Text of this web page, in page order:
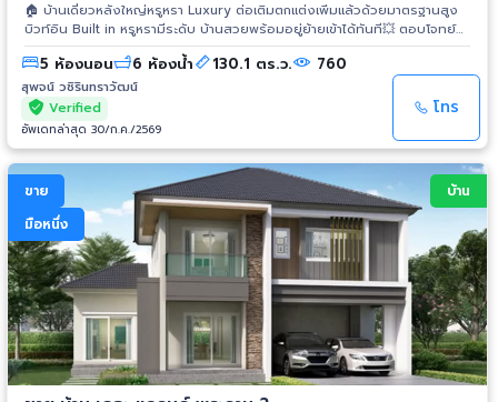
🏠 บ้านเดี่ยวหลังใหญ่หรูหรา Luxury ต่อเติมตกแต่งเพิ่มแล้วด้วยมาตรฐานสูง
บิวท์อิน Built in หรูหรามีระดับ บ้านสวยพร้อมอยู่ย้ายเข้าได้ทันที💥 ตอบโจทย์
ที่สุดต้องหลังนี้ Sarin City The Lake Ville Rama 2 🏆 บ้านเรามาพร้อมกับ
นวัตกรรม 1.Active AIRflow System จาก SCG ถ่ายเทอากาศลดอุณหภูมิภายใน
บ้าน กลมกลืนไปกับการใช้ชีวิตในบ้าน 2.Emergercy Alert แจ้งเตือนเหตุฉุกเฉิน
♦️ พื้นที่บ้านขนาด 130.10 ตารางวา ♦️ พื้นที่ใช้สอย 560 ตารางเมตร ♦️ 5 ห้อง
นอน 6 ห้องน้ำ(มี 1 ห้องแม่บ้าน) ♦️ ห้องซักรีด ซักล้าง ตู้อบผ้า พร้อมชั้นช่องเก็บ
ของ ♦️ 1 ห้องครัว | 1 ห้อง Pantry Kitchen ♦️ 1 ห้องกระจกใหญ่กั้นเป็น 2 ห้อง
อเนกประสงค์ Glass House ♦️ เครื่องปั๊มน้ำ แทงค์น้ำ 2 ถังและไส้กรอง
มาตรฐานอย่างดี ♦️ มาพร้อมด้วยการติดตั้งโซล่าเซลล์เพิ่มเติม ♦️ แอร์ฝังฝ้า
เพดานและผนังจำนวน 10 ตัว ♦️ จอดรถ 2-3 คัน ♦️ CCTV เพิ่มความปลอดภัยให้
กับเด็กและผู้สูงอายุ ♦️ รั้วประตูบ้านระบบมอเตอร์ไฟฟ้า ฯลฯ -----------------
-------------------------------------------------- จุดเด่นที่น่าสนใจ:
🔹️ โครงการหรูหรา โอบล้อมด้วยทะเลสาบขนาดใหญ่ 🔹️ สวนขนาดใหญ่สีเขียว
พื้นที่กว้างขวางอยู่ประตูหลังบ้าน 🔹️ ระบบรักษาความปลอดภัยเข้าออกทางเดียว
🔹️ พื้นที่ขนาดใหญ่ สะดวกสบายการเดินทางมีความเป็นส่วนตัวสูง สิ่งอำนวย
ความสะดวก : 1. คลับเฮ้าส์หรู 2 ชั้นอยู่หลังบ้าน 2. ส่วนกลางมีพื้นที่สีเขียวขนาด
ใหญ่ เหมาะสำหรับสมาชิกในบ้าน ที่ต้องการพักผ่อนใกล้ชิดธรรมชาติ 3. สระว่าย
น้ำระบบเกลือแยกผู้ใหญ่และเด็ก 4. ห้องฟิตเนสปรับอากาศพร้อมห้องน้ำแยกชาย
หญิง + ตู้ล็อคเกอร์ -------------------------------------------------
------------------- สิ่งอำนวยความสะดวกใกล้เคียง : 1. เซ็นทรัลมหาชัย ,
5 ห้องนอน 6 ห้องน้ำ 130.1 ตร.ว. 760
สุพจน์ วชิรินทราวัฒน์
Verified
อัพเดทล่าสุด 30/ก.ค./2569
โทร
ขาย
มือหนึ่ง
บ้าน